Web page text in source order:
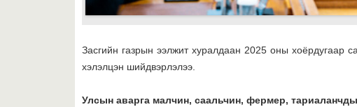
Засгийн газрын ээлжит хуралдаан 2025 оны хоёрдугаар
хэлэлцэн шийдвэрлэлээ.
Улсын аварга малчин, саальчин, фермер,